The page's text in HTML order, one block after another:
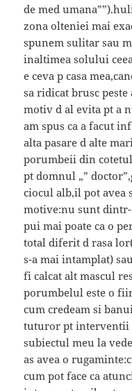
de med
zona olteniei mai
spunem sulitar sau
inaltimea solului
e ceva p casa
sa ridicat brusc
motiv d al evita pt a
am spus ca a facut
alta pasare d alte
porumbeii din
pt domnul „”
ciocul alb,il pot avea
motive:nu sunt
pui mai poate ca o
total diferit d rasa
s-a mai intamplat)
fi calcat alt mascul
porumbelul este o
cum credeam si
tuturor pt interventii
subiectul meu la
as avea o
cum pot face ca